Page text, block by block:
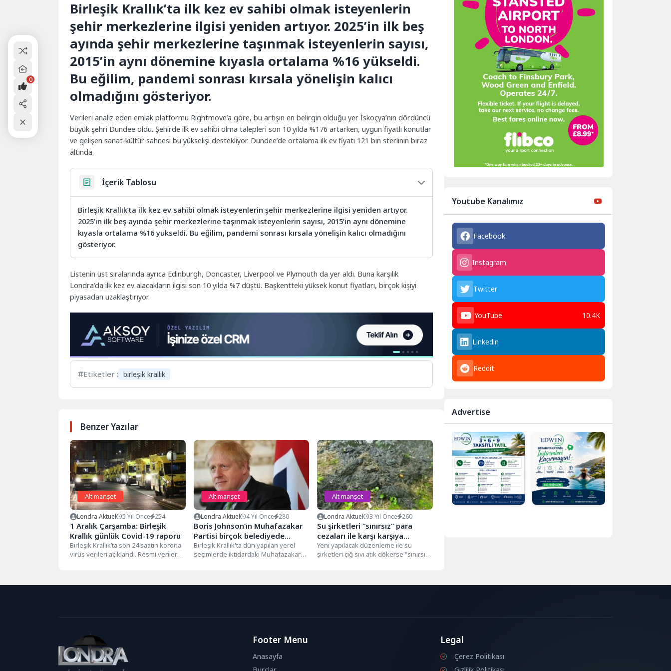
Birleşik Krallık’ta ilk kez ev sahibi olmak isteyenlerin
şehir merkezlerine ilgisi yeniden artıyor. 2025’in ilk beş
ayında şehir merkezlerine taşınmak isteyenlerin sayısı,
2015’in aynı dönemine kıyasla ortalama %16 yükseldi.
Bu eğilim, pandemi sonrası kırsala yönelişin kalıcı
olmadığını gösteriyor.
Verileri analiz eden emlak platformu Rightmove’a göre, bu artışın en belirgin olduğu yer İskoçya’nın dördüncü
büyük şehri Dundee oldu. Şehirde ilk ev sahibi olma talepleri son 10 yılda %176 artarken, uygun fiyatlı konutlar
ve gelişen sanat-kültür sahnesi bu yükselişi destekliyor. Dundee’de ortalama ilk ev fiyatı 121 bin sterlinin biraz
altında.
İçerik Tablosu
Birleşik Krallık’ta ilk kez ev sahibi olmak isteyenlerin şehir merkezlerine ilgisi yeniden artıyor.
2025’in ilk beş ayında şehir merkezlerine taşınmak isteyenlerin sayısı, 2015’in aynı dönemine
kıyasla ortalama %16 yükseldi. Bu eğilim, pandemi sonrası kırsala yönelişin kalıcı olmadığını
gösteriyor.
Listenin üst sıralarında ayrıca Edinburgh, Doncaster, Liverpool ve Plymouth da yer aldı. Buna karşılık
Londra’da ilk kez ev alacakların ilgisi son 10 yılda %7 düştü. Başkentteki yüksek konut fiyatları, birçok kişiyi
piyasadan uzaklaştırıyor.
Etiketler : birleşik krallık
Benzer Yazılar
Alt manşet
Londra Aktuel 5 Yıl Önce 254
1 Aralık Çarşamba: Birleşik
Krallık günlük Covid-19 raporu
Birleşik Krallık’ta son 24 saatin korona
virüs verileri açıklandı. Resmi verilere
Alt manşet
Londra Aktuel 4 Yıl Önce 280
Boris Johnson’ın Muhafazakar
Partisi birçok belediyede
yüzlerce sandalye kaybetti
Birleşik Krallık'ta dün yapılan yerel
seçimlerde iktidardaki Muhafazakar
Alt manşet
Londra Aktuel 3 Yıl Önce 260
Su şirketleri “sınırsız” para
cezaları ile karşı karşıya
kalabilir
Yeni yapılacak düzenleme ile su
şirketleri çiğ sıvı atık dökerse "sınırsız"
Youtube Kanalımız
Facebook
Instagram
Twitter
YouTube 10.4K
Linkedin
Reddit
Advertise
Footer Menu
Anasayfa
Legal
Çerez Politikası
0